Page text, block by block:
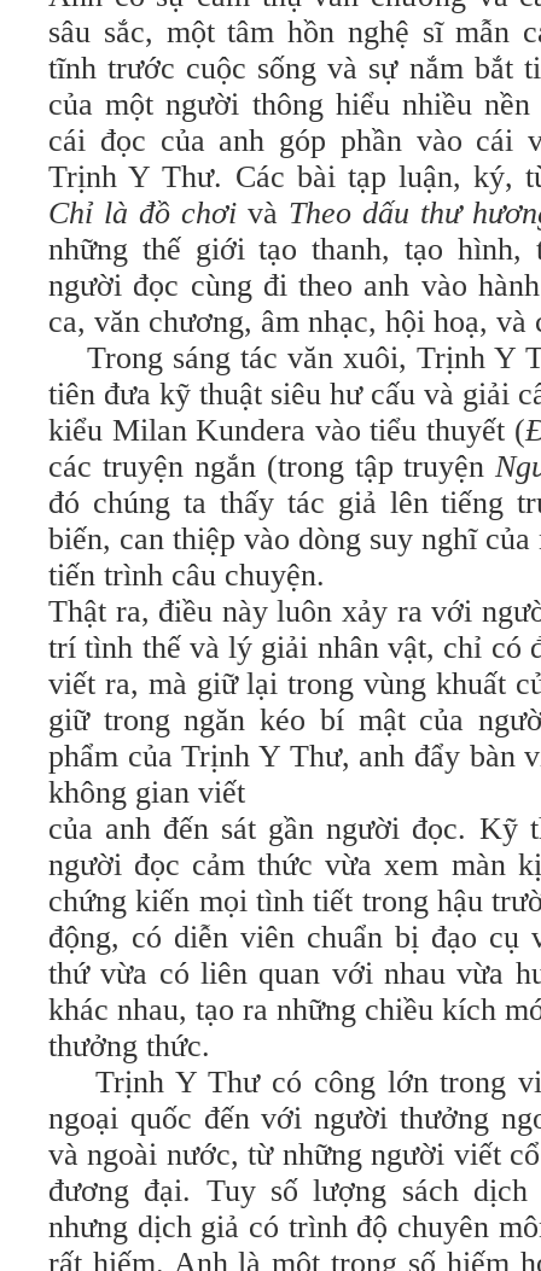
sâu sắc, một tâm hồn nghệ sĩ mẫn
tĩnh trước cuộc sống và sự nắm bắt
của một người thông hiểu nhiều
cái đọc của anh góp phần vào cái
Trịnh Y Thư. Các bài tạp luận, ký,
Chỉ là đồ chơi và Theo dấu thư
những thế giới tạo thanh, tạo
người đọc cùng đi theo anh vào
ca, văn chương, âm nhạc, hội hoạ, và
Trong sáng tác văn xuôi, Trịnh Y
tiên đưa kỹ thuật siêu hư cấu và giải
kiểu Milan Kundera vào tiểu thuyết (
các truyện ngắn (trong tập truyện
đó chúng ta thấy tác giả lên tiếng
biến, can thiệp vào dòng suy nghĩ
tiến trình câu chuyện.
Thật ra, điều này luôn xảy ra với
trí tình thế và lý giải nhân vật, chỉ có
viết ra, mà giữ lại trong vùng khuất
giữ trong ngăn kéo bí mật của
phẩm của Trịnh Y Thư, anh đẩy bàn
không gian viết
của anh đến sát gần người đọc. Kỹ
người đọc cảm thức vừa xem màn
chứng kiến mọi tình tiết trong hậu
động, có diễn viên chuẩn bị đạo cụ
thứ vừa có liên quan với nhau vừa
khác nhau, tạo ra những chiều kích
thưởng thức.
Trịnh Y Thư có công lớn trong
ngoại quốc đến với người thưởng
và ngoài nước, từ những người viết
đương đại. Tuy số lượng sách
nhưng dịch giả có trình độ chuyên
rất hiếm. Anh là một trong số hiếm